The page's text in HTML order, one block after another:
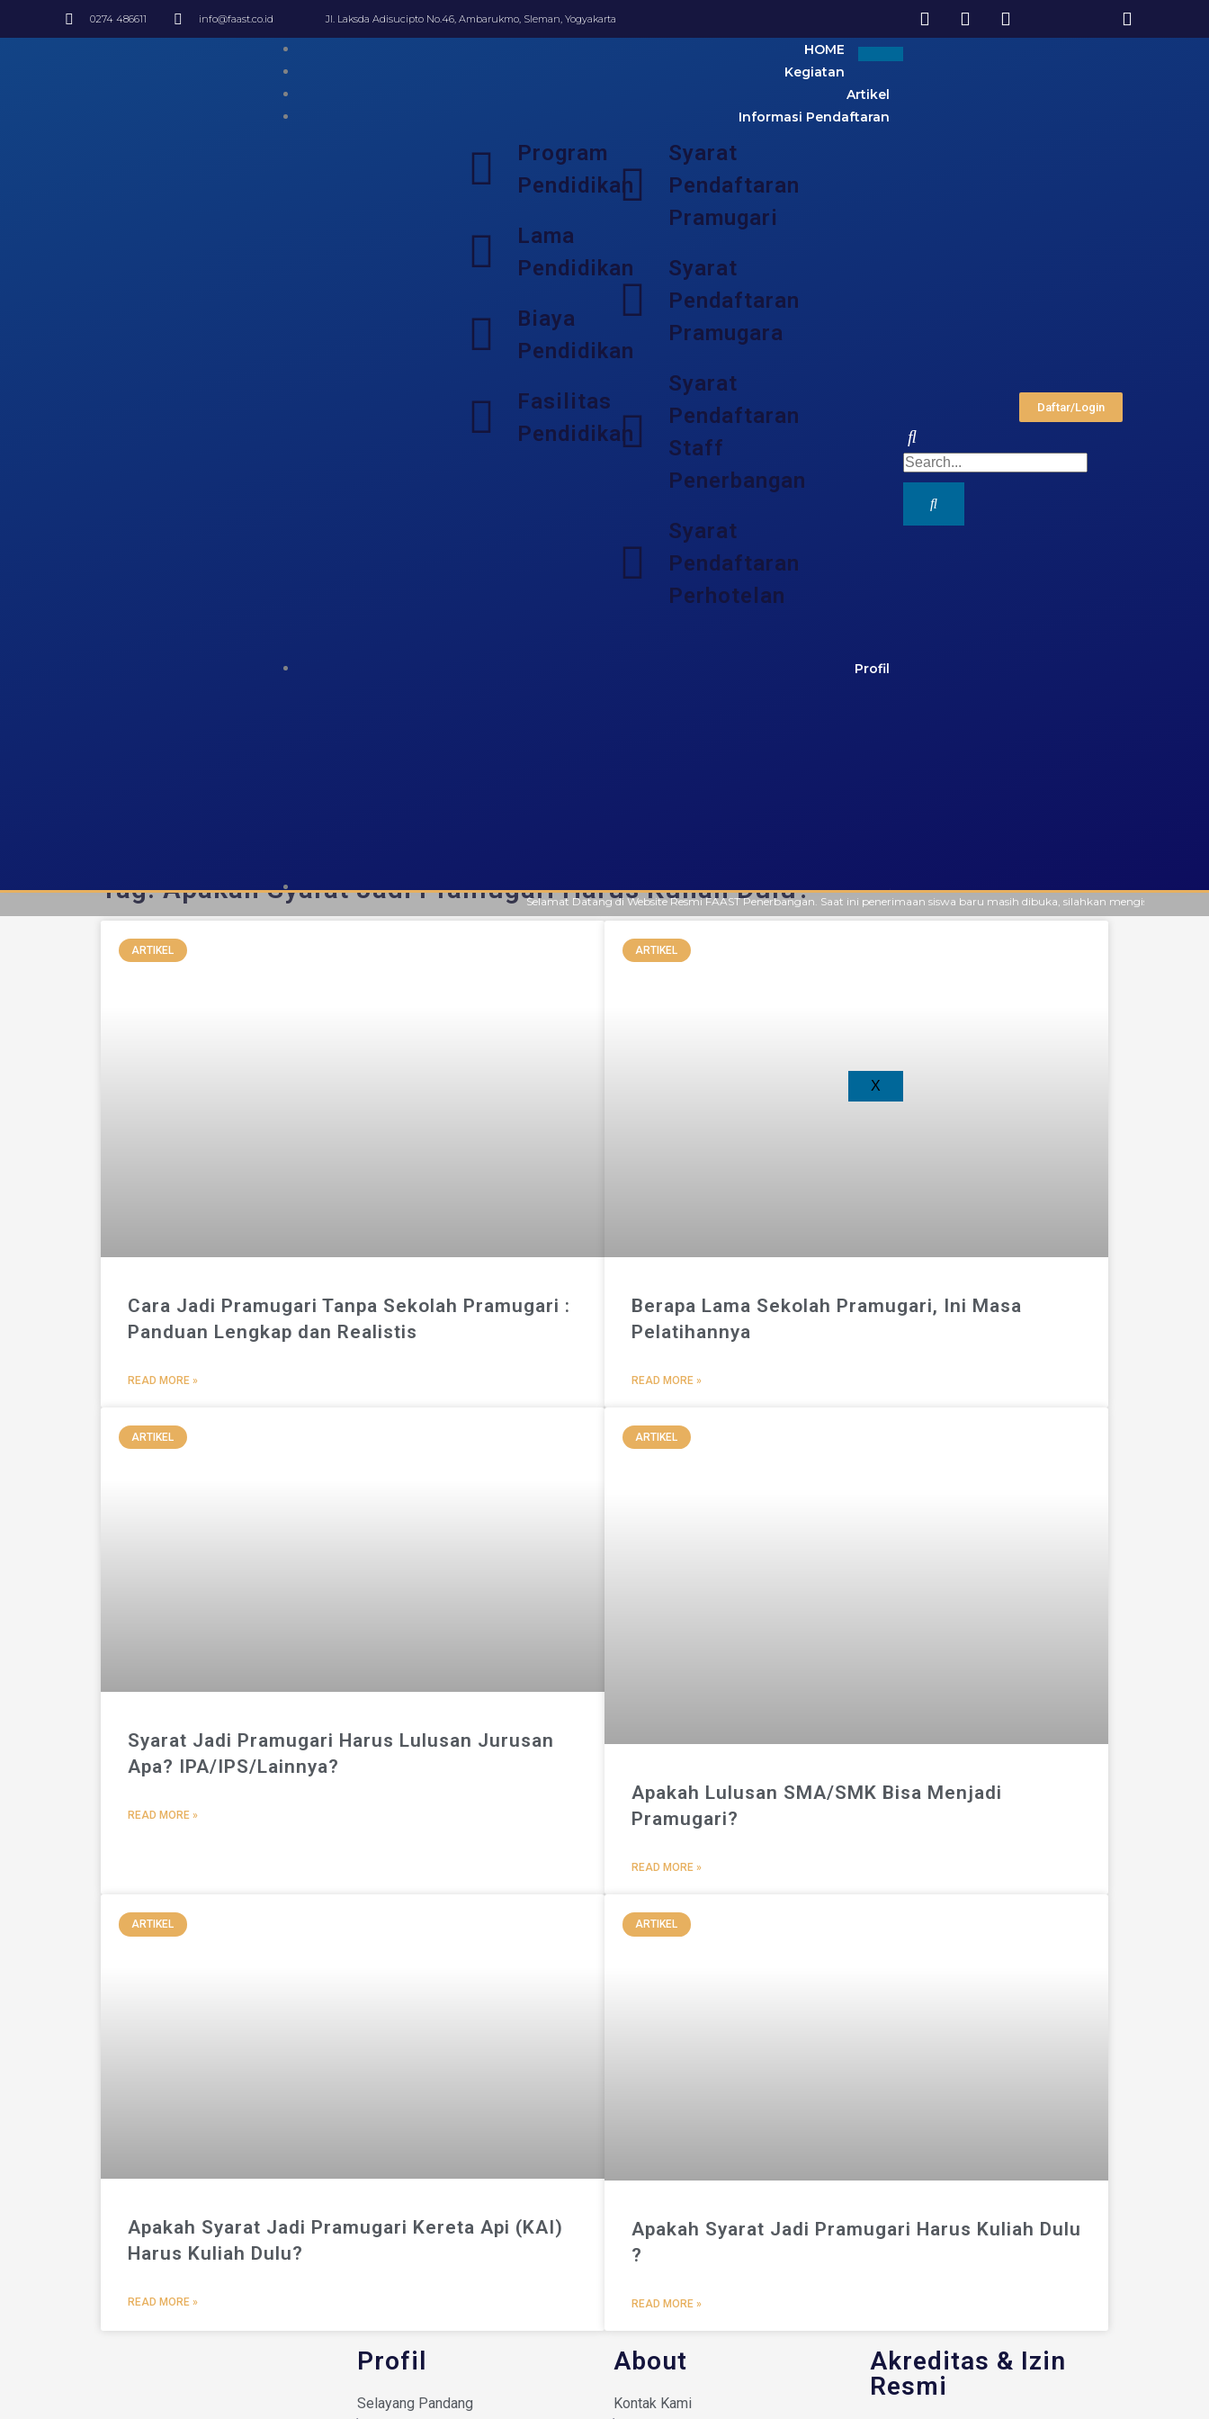
0274 486611 info@faast.co.id Jl. Laksda Adisucipto No.46, Ambarukmo, Sleman, Yogyakarta
HOME
Kegiatan
Artikel
Informasi Pendaftaran
Program
Pendidikan
Lama
Pendidikan
Biaya
Pendidikan
Fasilitas
Pendidikan
Syarat
Pendaftaran
Pramugari
Syarat
Pendaftaran
Pramugara
Syarat
Pendaftaran
Staff
Penerbangan
Syarat
Pendaftaran
Perhotelan
Profil
X
Daftar/Login
Selamat Datang di Website Resmi FAAST Penerbangan. Saat ini penerimaan siswa baru masih dibuka, silahkan mengisi formulir
Tag: Apakah Syarat Jadi Pramugari Harus Kuliah Dulu?
ARTIKEL
Cara Jadi Pramugari Tanpa Sekolah Pramugari :
Panduan Lengkap dan Realistis
READ MORE »
ARTIKEL
Berapa Lama Sekolah Pramugari, Ini Masa
Pelatihannya
READ MORE »
ARTIKEL
Syarat Jadi Pramugari Harus Lulusan Jurusan
Apa? IPA/IPS/Lainnya?
READ MORE »
ARTIKEL
Apakah Lulusan SMA/SMK Bisa Menjadi
Pramugari?
READ MORE »
ARTIKEL
Apakah Syarat Jadi Pramugari Kereta Api (KAI)
Harus Kuliah Dulu?
READ MORE »
ARTIKEL
Apakah Syarat Jadi Pramugari Harus Kuliah Dulu
?
READ MORE »
Profil
Selayang Pandang
About
Kontak Kami
Akreditas & Izin
Resmi